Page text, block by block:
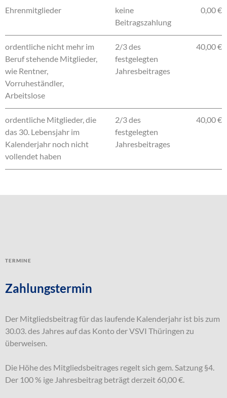
Ehrenmitglieder
keine
Beitragszahlung
0,00 €
ordentliche nicht mehr im
Beruf stehende Mitglieder,
wie Rentner,
Vorruheständler,
Arbeitslose
2/3 des
festgelegten
Jahresbeitrages
40,00 €
ordentliche Mitglieder, die
das 30. Lebensjahr im
Kalenderjahr noch nicht
vollendet haben
2/3 des
festgelegten
Jahresbeitrages
40,00 €
Termine
Zahlungstermin
Der Mitgliedsbeitrag für das laufende Kalenderjahr ist bis zum
30.03. des Jahres auf das Konto der VSVI Thüringen zu
überweisen.
Die Höhe des Mitgliedsbeitrages regelt sich gem. Satzung §4.
Der 100 % ige Jahresbeitrag beträgt derzeit 60,00 €.